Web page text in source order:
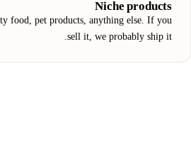
Niche products
food, pet products, anything else. If you
sell it, we probably ship it.